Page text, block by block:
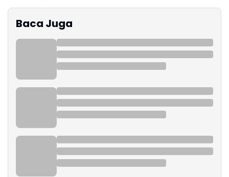
Baca Juga